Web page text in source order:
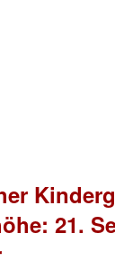
21.